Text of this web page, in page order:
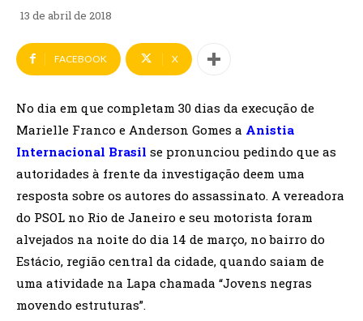
13 de abril de 2018
FACEBOOK X
No dia em que completam 30 dias da execução de
Marielle Franco e Anderson Gomes a Anistia
Internacional Brasil se pronunciou pedindo que as
autoridades à frente da investigação deem uma
resposta sobre os autores do assassinato. A vereadora
do PSOL no Rio de Janeiro e seu motorista foram
alvejados na noite do dia 14 de março, no bairro do
Estácio, região central da cidade, quando saiam de
uma atividade na Lapa chamada “Jovens negras
movendo estruturas”.